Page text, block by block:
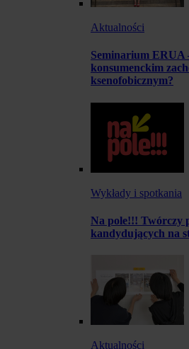
Aktualności
Seminarium ERUA
konsumenckim
ksenofobicznym?
Wykłady i spotkania
Na pole!!! Twórczy
kandydujących na
Aktualności